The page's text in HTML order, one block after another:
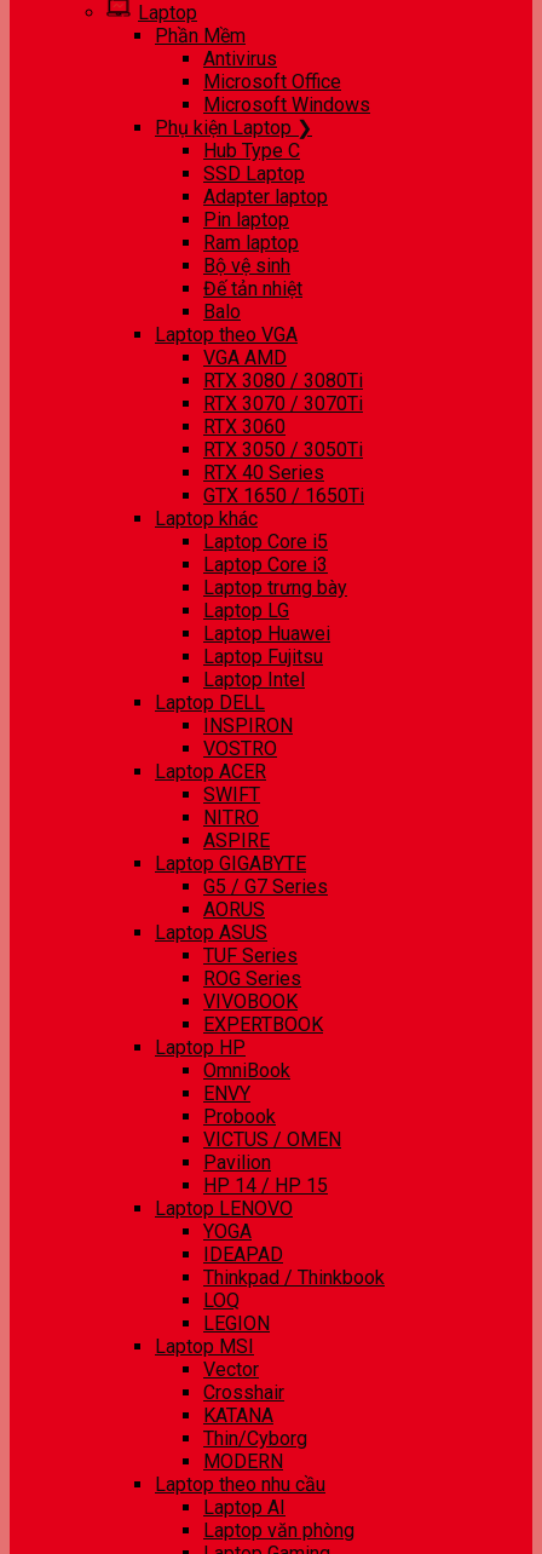
Laptop
Phần Mềm
Antivirus
Microsoft Office
Microsoft Windows
Phụ kiện Laptop ❯
Hub Type C
SSD Laptop
Adapter laptop
Pin laptop
Ram laptop
Bộ vệ sinh
Đế tản nhiệt
Balo
Laptop theo VGA
VGA AMD
RTX 3080 / 3080Ti
RTX 3070 / 3070Ti
RTX 3060
RTX 3050 / 3050Ti
RTX 40 Series
GTX 1650 / 1650Ti
Laptop khác
Laptop Core i5
Laptop Core i3
Laptop trưng bày
Laptop LG
Laptop Huawei
Laptop Fujitsu
Laptop Intel
Laptop DELL
INSPIRON
VOSTRO
Laptop ACER
SWIFT
NITRO
ASPIRE
Laptop GIGABYTE
G5 / G7 Series
AORUS
Laptop ASUS
TUF Series
ROG Series
VIVOBOOK
EXPERTBOOK
Laptop HP
OmniBook
ENVY
Probook
VICTUS / OMEN
Pavilion
HP 14 / HP 15
Laptop LENOVO
YOGA
IDEAPAD
Thinkpad / Thinkbook
LOQ
LEGION
Laptop MSI
Vector
Crosshair
KATANA
Thin/Cyborg
MODERN
Laptop theo nhu cầu
Laptop AI
Laptop văn phòng